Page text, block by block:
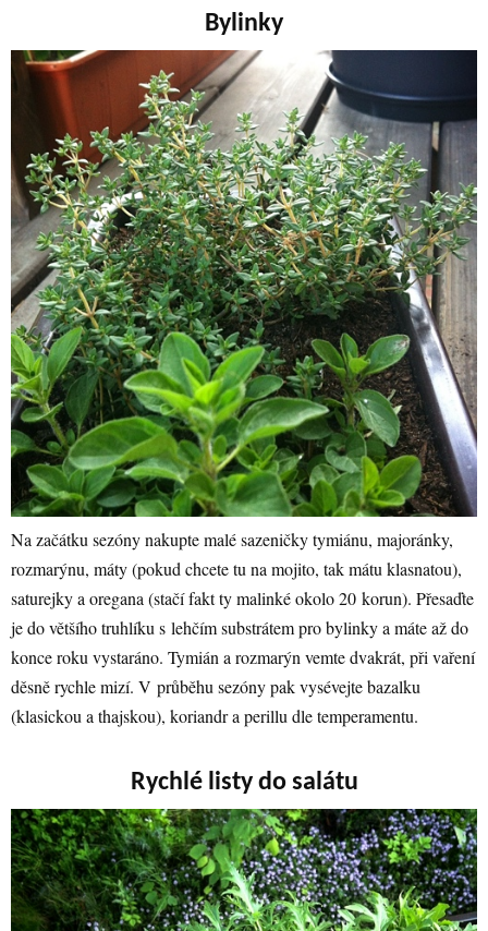
Bylinky
Na začátku sezóny nakupte malé sazeničky tymiánu, majoránky,
rozmarýnu, máty (pokud chcete tu na mojito, tak mátu klasnatou),
saturejky a oregana (stačí fakt ty malinké okolo 20 korun). Přesaďte
je do většího truhlíku s lehčím substrátem pro bylinky a máte až do
konce roku vystaráno. Tymián a rozmarýn vemte dvakrát, při vaření
děsně rychle mizí. V průběhu sezóny pak vysévejte bazalku
(klasickou a thajskou), koriandr a perillu dle temperamentu.
Rychlé listy do salátu